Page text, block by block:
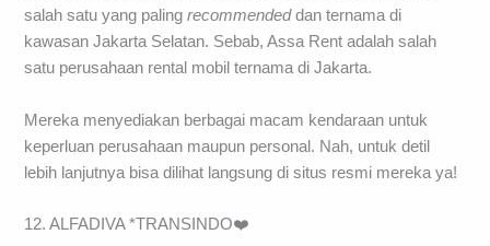
salah satu yang palingrecommendeddan ternama di
kawasan Jakarta Selatan. Sebab, Assa Rent adalah salah
satu perusahaan rental mobil ternama di Jakarta.
Mereka menyediakan berbagai macam kendaraan untuk
keperluan perusahaan maupun personal. Nah, untuk detil
lebih lanjutnya bisa dilihat langsung di situs resmi mereka ya!
12. ALFADIVA *TRANSINDO❤️